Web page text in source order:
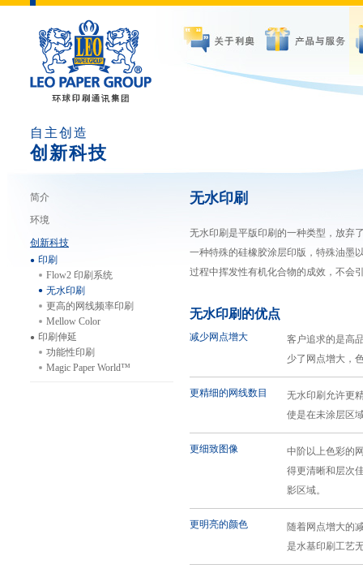
自主创造
创新科技
简介
环境
创新科技
印刷
Flow2 印刷系统
无水印刷
更高的网线频率印刷
Mellow Color
印刷伸延
功能性印刷
Magic Paper World™
无水印刷
无水印刷是平版印刷的一种类型，放弃
一种特殊的硅橡胶涂层印版，特殊油墨
过程中挥发性有机化合物的成效，不会
无水印刷的优点
减少网点增大
客户追求的是高
少了网点增大，
更精细的网线数目
无水印刷允许更
使是在未涂层区
更细致图像
中阶以上色彩的
得更清晰和层次
影区域。
更明亮的颜色
随着网点增大的
是水基印刷工艺